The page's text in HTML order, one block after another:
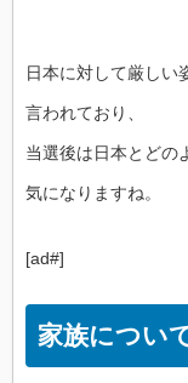
日本に対して厳しい
言われており、
当選後は日本とどの
気になりますね。
[ad#]
家族につい